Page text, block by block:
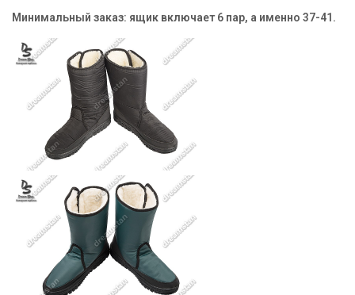
Минимальный заказ: ящик включает 6 пар, а именно 37-41.